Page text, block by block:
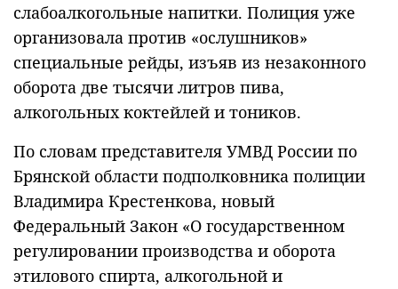
слабоалкогольные напитки. Полиция уже
организовала против «ослушников»
специальные рейды, изъяв из незаконного
оборота две тысячи литров пива,
алкогольных коктейлей и тоников.
По словам представителя УМВД России по
Брянской области подполковника полиции
Владимира Крестенкова, новый
Федеральный Закон «О государственном
регулировании производства и оборота
этилового спирта, алкогольной и